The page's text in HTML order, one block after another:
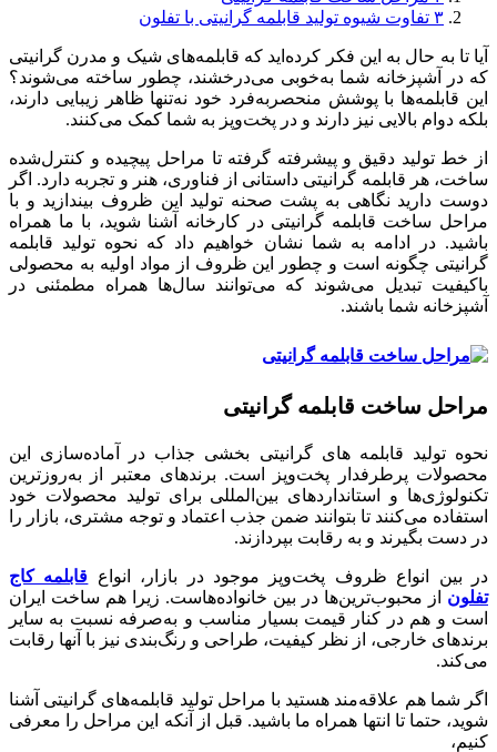
۳ تفاوت شیوه تولید قابلمه گرانیتی با تفلون
آیا تا به حال به این فکر کرده‌اید که قابلمه‌های شیک و مدرن گرانیتی
که در آشپزخانه شما به‌خوبی می‌درخشند، چطور ساخته می‌شوند؟
این قابلمه‌ها با پوشش منحصربه‌فرد خود نه‌تنها ظاهر زیبایی دارند،
بلکه دوام بالایی نیز دارند و در پخت‌وپز به شما کمک می‌کنند.
از خط تولید دقیق و پیشرفته گرفته تا مراحل پیچیده و کنترل‌شده
ساخت، هر قابلمه گرانیتی داستانی از فناوری، هنر و تجربه دارد. اگر
دوست دارید نگاهی به پشت صحنه‌ تولید این ظروف بیندازید و با
مراحل ساخت قابلمه گرانیتی در کارخانه آشنا شوید، با ما همراه
باشید. در ادامه به شما نشان خواهیم داد که نحوه تولید قابلمه
گرانیتی چگونه است و چطور این ظروف از مواد اولیه به محصولی
باکیفیت تبدیل می‌شوند که می‌توانند سال‌ها همراه مطمئنی در
آشپزخانه شما باشند.
مراحل ساخت قابلمه گرانیتی
نحوه تولید قابلمه های گرانیتی بخشی جذاب در آماده‌سازی این
محصولات پرطرفدار پخت‌وپز است. برندهای معتبر از به‌روزترین
تکنولوژی‌ها و استانداردهای بین‌المللی برای تولید محصولات خود
استفاده می‌کنند تا بتوانند ضمن جذب اعتماد و توجه مشتری، بازار را
در دست بگیرند و به رقابت بپردازند.
در بین انواع ظروف پخت‌وپز موجود در بازار، انواع قابلمه کاج
تفلون از محبوب‌ترین‌ها در بین خانواده‌هاست. زیرا هم ساخت ایران
است و هم در کنار قیمت بسیار مناسب و به‌صرفه نسبت به سایر
برندهای خارجی، از نظر کیفیت، طراحی و رنگ‌بندی نیز با آنها رقابت
می‌کند.
اگر شما هم علاقه‌مند هستید با مراحل تولید قابلمه‌های گرانیتی آشنا
شوید، حتما تا انتها همراه ما باشید. قبل از آنکه این مراحل را معرفی
کنیم،